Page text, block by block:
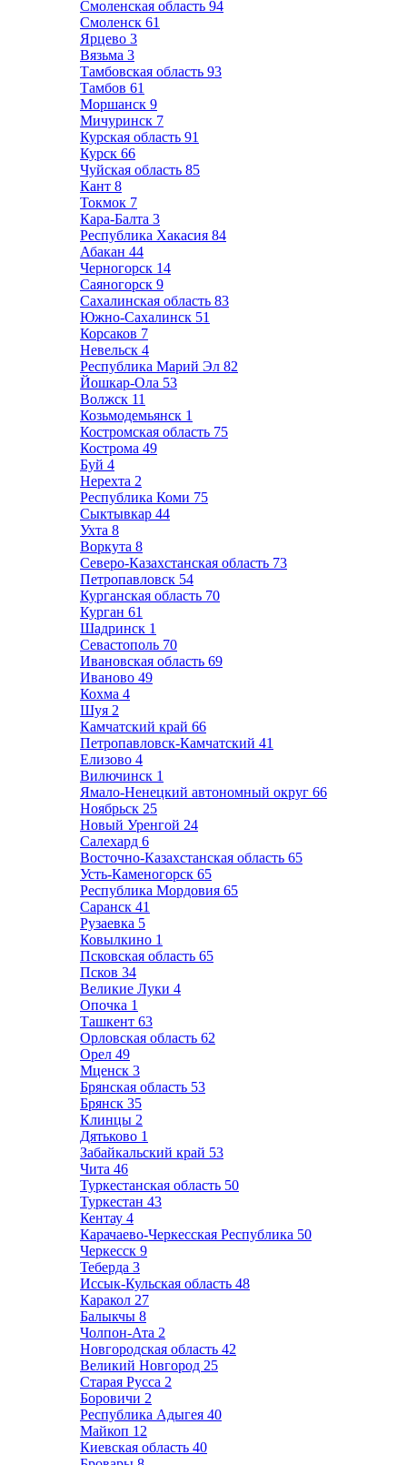
Смоленская область 94
Смоленск 61
Ярцево 3
Вязьма 3
Тамбовская область 93
Тамбов 61
Моршанск 9
Мичуринск 7
Курская область 91
Курск 66
Чуйская область 85
Кант 8
Токмок 7
Кара-Балта 3
Республика Хакасия 84
Абакан 44
Черногорск 14
Саяногорск 9
Сахалинская область 83
Южно-Сахалинск 51
Корсаков 7
Невельск 4
Республика Марий Эл 82
Йошкар-Ола 53
Волжск 11
Козьмодемьянск 1
Костромская область 75
Кострома 49
Буй 4
Нерехта 2
Республика Коми 75
Сыктывкар 44
Ухта 8
Воркута 8
Северо-Казахстанская область 73
Петропавловск 54
Курганская область 70
Курган 61
Шадринск 1
Севастополь 70
Ивановская область 69
Иваново 49
Кохма 4
Шуя 2
Камчатский край 66
Петропавловск-Камчатский 41
Елизово 4
Вилючинск 1
Ямало-Ненецкий автономный округ 66
Ноябрьск 25
Новый Уренгой 24
Салехард 6
Восточно-Казахстанская область 65
Усть-Каменогорск 65
Республика Мордовия 65
Саранск 41
Рузаевка 5
Ковылкино 1
Псковская область 65
Псков 34
Великие Луки 4
Опочка 1
Ташкент 63
Орловская область 62
Орел 49
Мценск 3
Брянская область 53
Брянск 35
Клинцы 2
Дятьково 1
Забайкальский край 53
Чита 46
Туркестанская область 50
Туркестан 43
Кентау 4
Карачаево-Черкесская Республика 50
Черкесск 9
Теберда 3
Иссык-Кульская область 48
Каракол 27
Балыкчы 8
Чолпон-Ата 2
Новгородская область 42
Великий Новгород 25
Старая Русса 2
Боровичи 2
Республика Адыгея 40
Майкоп 12
Киевская область 40